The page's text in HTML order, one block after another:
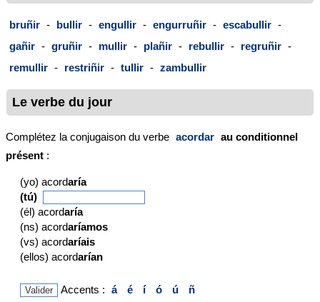
bruñir - bullir - engullir - engurruñir - escabullir -
gañir - gruñir - mullir - plañir - rebullir - regruñir -
remullir - restriñir - tullir - zambullir
Le verbe du jour
Complétez la conjugaison du verbe acordar au conditionnel
présent :
(yo) acordaría
(tú)
(él) acordaría
(ns) acordaríamos
(vs) acordaríais
(ellos) acordarían
Accents : á é í ó ú ñ